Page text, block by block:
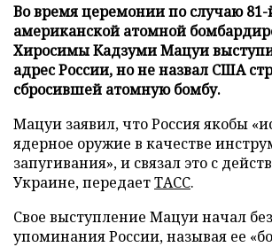
Во время церемонии по случаю
американской атомной
Хиросимы Кадзуми Мацуи
адрес России, но не назвал США
сбросившей атомную бомбу.
Мацуи заявил, что Россия якобы
ядерное оружие в качестве
запугивания», и связал это с
Украине, передаетТАСС.
Свое выступление Мацуи начал
упоминания России, называя ее